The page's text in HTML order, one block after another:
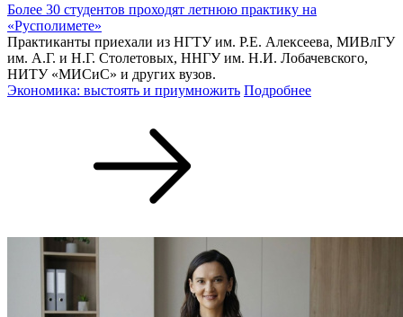
Более 30 студентов проходят летнюю практику на
«Русполимете»
Практиканты приехали из НГТУ им. Р.Е. Алексеева, МИВлГУ
им. А.Г. и Н.Г. Столетовых, ННГУ им. Н.И. Лобачевского,
НИТУ «МИСиС» и других вузов.
Экономика: выстоять и приумножить Подробнее